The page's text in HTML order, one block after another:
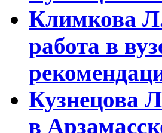
Климкова
работа в
Кузнецова
в